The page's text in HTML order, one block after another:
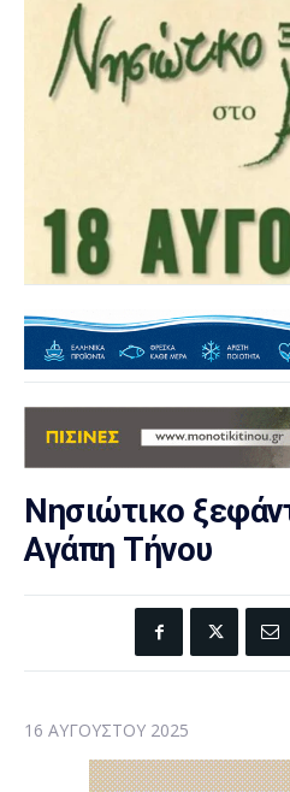
Νησιώτικο
Αγάπη Τήνου
16 ΑΥΓΟΎΣΤΟΥ 2025